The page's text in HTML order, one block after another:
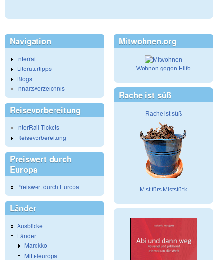
Navigation
Interrail
Literaturtipps
Blogs
Inhaltsverzeichnis
Reisevorbereitung
InterRail-Tickets
Reisevorbereitung
Preiswert durch
Europa
Preiswert durch Europa
Länder
Ausblicke
Länder
Marokko
Mitteleuropa
Mitwohnen.org
Wohnen gegen Hilfe
Rache ist süß
Rache ist süß
Mist fürs Miststück